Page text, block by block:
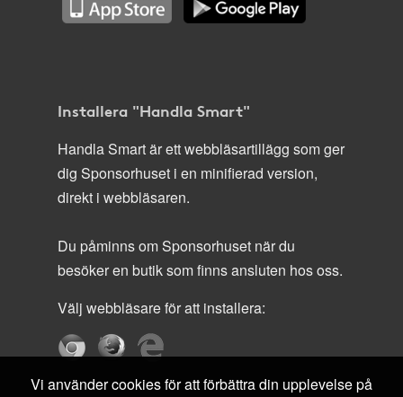
Installera "Handla Smart"
Handla Smart är ett webbläsartillägg som ger
dig Sponsorhuset i en minifierad version,
direkt i webbläsaren.
Du påminns om Sponsorhuset när du
besöker en butik som finns ansluten hos oss.
Välj webbläsare för att installera:
Vi använder cookies för att förbättra din upplevelse på